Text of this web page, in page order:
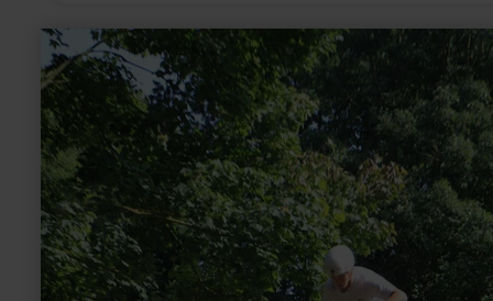
meer
informatie
over:
Pumptrack
Euskirchen